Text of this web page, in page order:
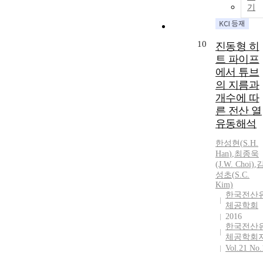
기
10
진동형 히
트 파이프
에서 튜브
의 지름과
개수에 따
른 전산 열
유동해석
한성현(S.H.
Han),최종욱
(J.W. Choi),
성초(S.C.
Kim)
한국전산
체공학회
2016
한국전산
체공학회
Vol.21